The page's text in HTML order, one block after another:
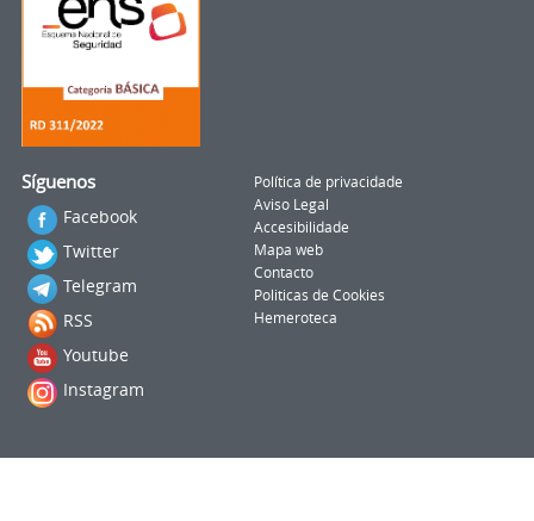
Síguenos
Facebook
Twitter
Telegram
RSS
Youtube
Instagram
Política de privacidade
Aviso Legal
Accesibilidade
Mapa web
Contacto
Politicas de Cookies
Hemeroteca